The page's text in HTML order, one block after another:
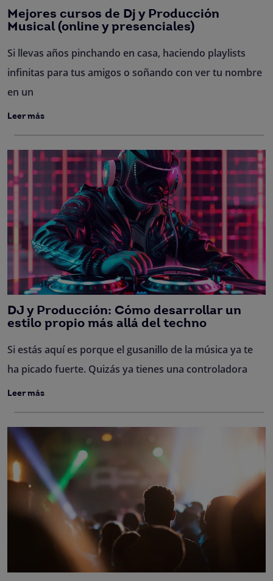
Mejores cursos de Dj y Producción
Musical (online y presenciales)
Si llevas años pinchando en casa, haciendo playlists
infinitas para tus amigos o soñando con ver tu nombre
en un
Leer más
DJ y Producción: Cómo desarrollar un
estilo propio más allá del techno
Si estás aquí es porque el gusanillo de la música ya te
ha picado fuerte. Quizás ya tienes una controladora
Leer más